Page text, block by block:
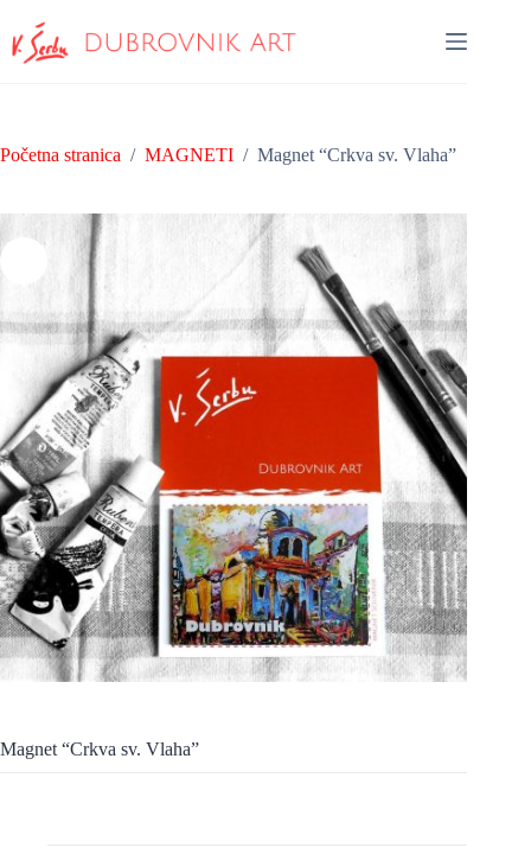
sadržaj
Početna stranica / MAGNETI / Magnet “Crkva sv. Vlaha”
Magnet “Crkva sv. Vlaha”